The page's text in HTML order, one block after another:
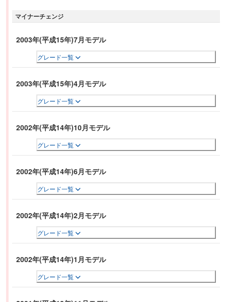
マイナーチェンジ
2003年(平成15年)7月モデル
グレード一覧
2003年(平成15年)4月モデル
グレード一覧
2002年(平成14年)10月モデル
グレード一覧
2002年(平成14年)6月モデル
グレード一覧
2002年(平成14年)2月モデル
グレード一覧
2002年(平成14年)1月モデル
グレード一覧